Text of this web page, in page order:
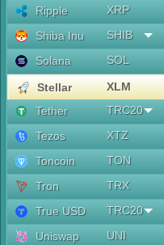
Ripple
XRP
Shiba Inu
SHIB
Solana
SOL
Stellar
XLM
Tether
TRC20
Tezos
XTZ
Toncoin
TON
Tron
TRX
True USD
TRC20
Uniswap
UNI